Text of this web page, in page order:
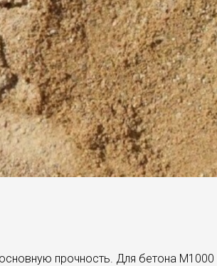
прочность. Для бетона М1000